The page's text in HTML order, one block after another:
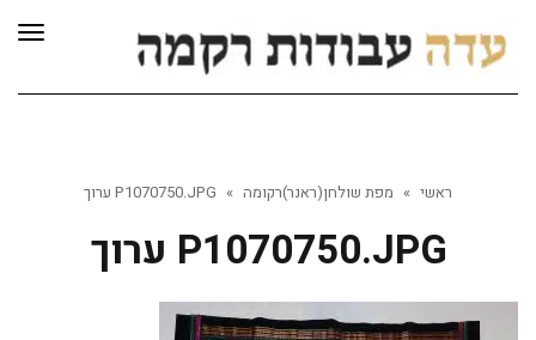
ראשי » מפת שולחן(ראנר)רקומה » P1070750.JPG ערוך
P1070750.JPG ערוך